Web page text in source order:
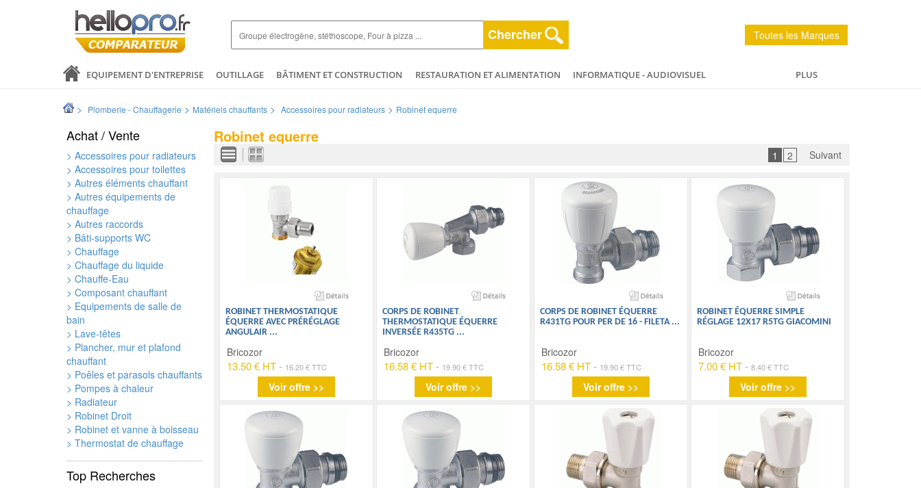
Chercher Toutes les Marques
EQUIPEMENT D'ENTREPRISE OUTILLAGE BÂTIMENT ET CONSTRUCTION RESTAURATION ET ALIMENTATION
INFORMATIQUE - AUDIOVISUEL
PLUS
> Plomberie - Chauffagerie > Matériels chauffants > Accessoires pour radiateurs > Robinet equerre
Achat / Vente
> Accessoires pour radiateurs
> Accessoires pour toilettes
> Autres éléments chauffant
> Autres équipements de
chauffage
> Autres raccords
> Bâti-supports WC
> Chauffage
> Chauffage du liquide
> Chauffe-Eau
> Composant chauffant
> Equipements de salle de
bain
> Lave-têtes
> Plancher, mur et plafond
chauffant
> Poêles et parasols chauffants
> Pompes à chaleur
> Radiateur
> Robinet Droit
> Robinet et vanne à boisseau
> Thermostat de chauffage
Top Recherches
Robinet equerre
1 2 Suivant
ROBINET THERMOSTATIQUE
ÉQUERRE AVEC PRÉRÉGLAGE
ANGULAIR ...
Bricozor
13.50 € HT - 16.20 € TTC
Voir offre >>
CORPS DE ROBINET
THERMOSTATIQUE ÉQUERRE
INVERSÉE R435TG ...
Bricozor
16.58 € HT- 19.90 € TTC
Voir offre >>
CORPS DE ROBINET ÉQUERRE
R431TG POUR PER DE 16 - FILETA ...
Bricozor
16.58 € HT - 19.90 € TTC
Voir offre >>
ROBINET ÉQUERRE SIMPLE
RÉGLAGE 12X17 R5TG GIACOMINI
Bricozor
7.00 € HT-8.40 € TTC
Voir offre >>